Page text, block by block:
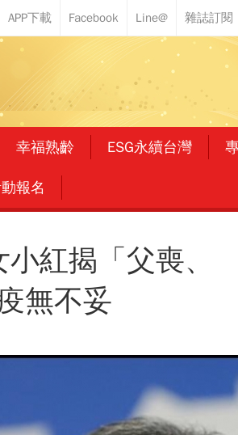
幸福熟齡 ESG永續台灣
報名
紅揭「父喪、
無不妥